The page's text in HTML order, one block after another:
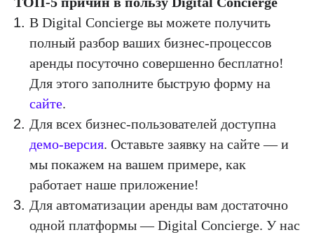
В Digital Concierge вы можете получить
полный разбор ваших бизнес-процессов
аренды посуточно совершенно бесплатно!
Для этого заполните быструю форму на
сайте.
Для всех бизнес-пользователей доступна
демо-версия. Оставьте заявку на сайте — и
мы покажем на вашем примере, как
работает наше приложение!
Для автоматизации аренды вам достаточно
одной платформы — Digital Concierge. У нас